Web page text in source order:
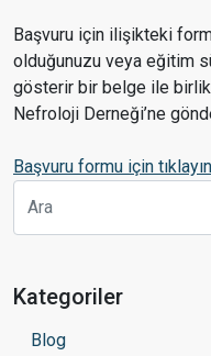
Kategoriler
Blog
Başvuru için ilişikteki
olduğunuzu veya eğitim
gösterir bir belge ile
Nefroloji Derneği’ne
Başvuru formu için